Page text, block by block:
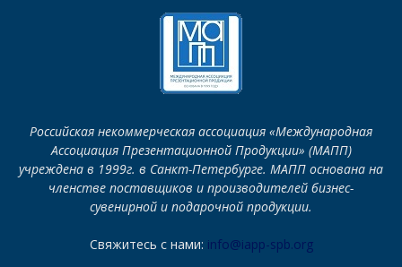
Российская некоммерческая ассоциация «Международная
Ассоциация Презентационной Продукции» (МАПП)
учреждена в 1999г. в Санкт-Петербурге. МАПП основана на
членстве поставщиков и производителей бизнес-
сувенирной и подарочной продукции.
Свяжитесь с нами: info@iapp-spb.org